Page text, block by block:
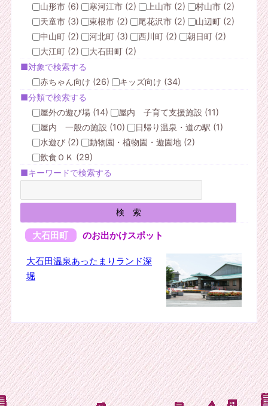
山形市 (6)
寒河江市 (2) 上山市 (2)
村山市 (2)
天童市 (3)
東根市 (2) 尾花沢市 (2)
山辺町 (2)
中山町 (2)
河北町 (3) 西川町 (2)
朝日町 (2)
大江町 (2)
大石田町 (2)
■対象で検索する
赤ちゃん向け (26)
キッズ向け (34)
■分類で検索する
屋外の遊び場 (14)
屋内 子育て支援施設 (11)
屋内 一般の施設 (10)
日帰り温泉・道の駅 (1)
水遊び (2)
動物園・植物園・遊園地 (2)
飲食ＯＫ (29)
■キーワードで検索する
大石田町 のお出かけスポット
大石田温泉あったまりランド深
堀